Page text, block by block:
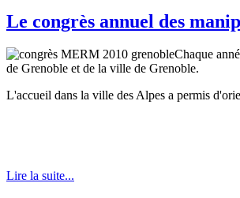
Le congrès annuel des
Chaque
de Grenoble et de la ville de Grenoble.
L'accueil dans la ville des Alpes a permis
Lire la suite...